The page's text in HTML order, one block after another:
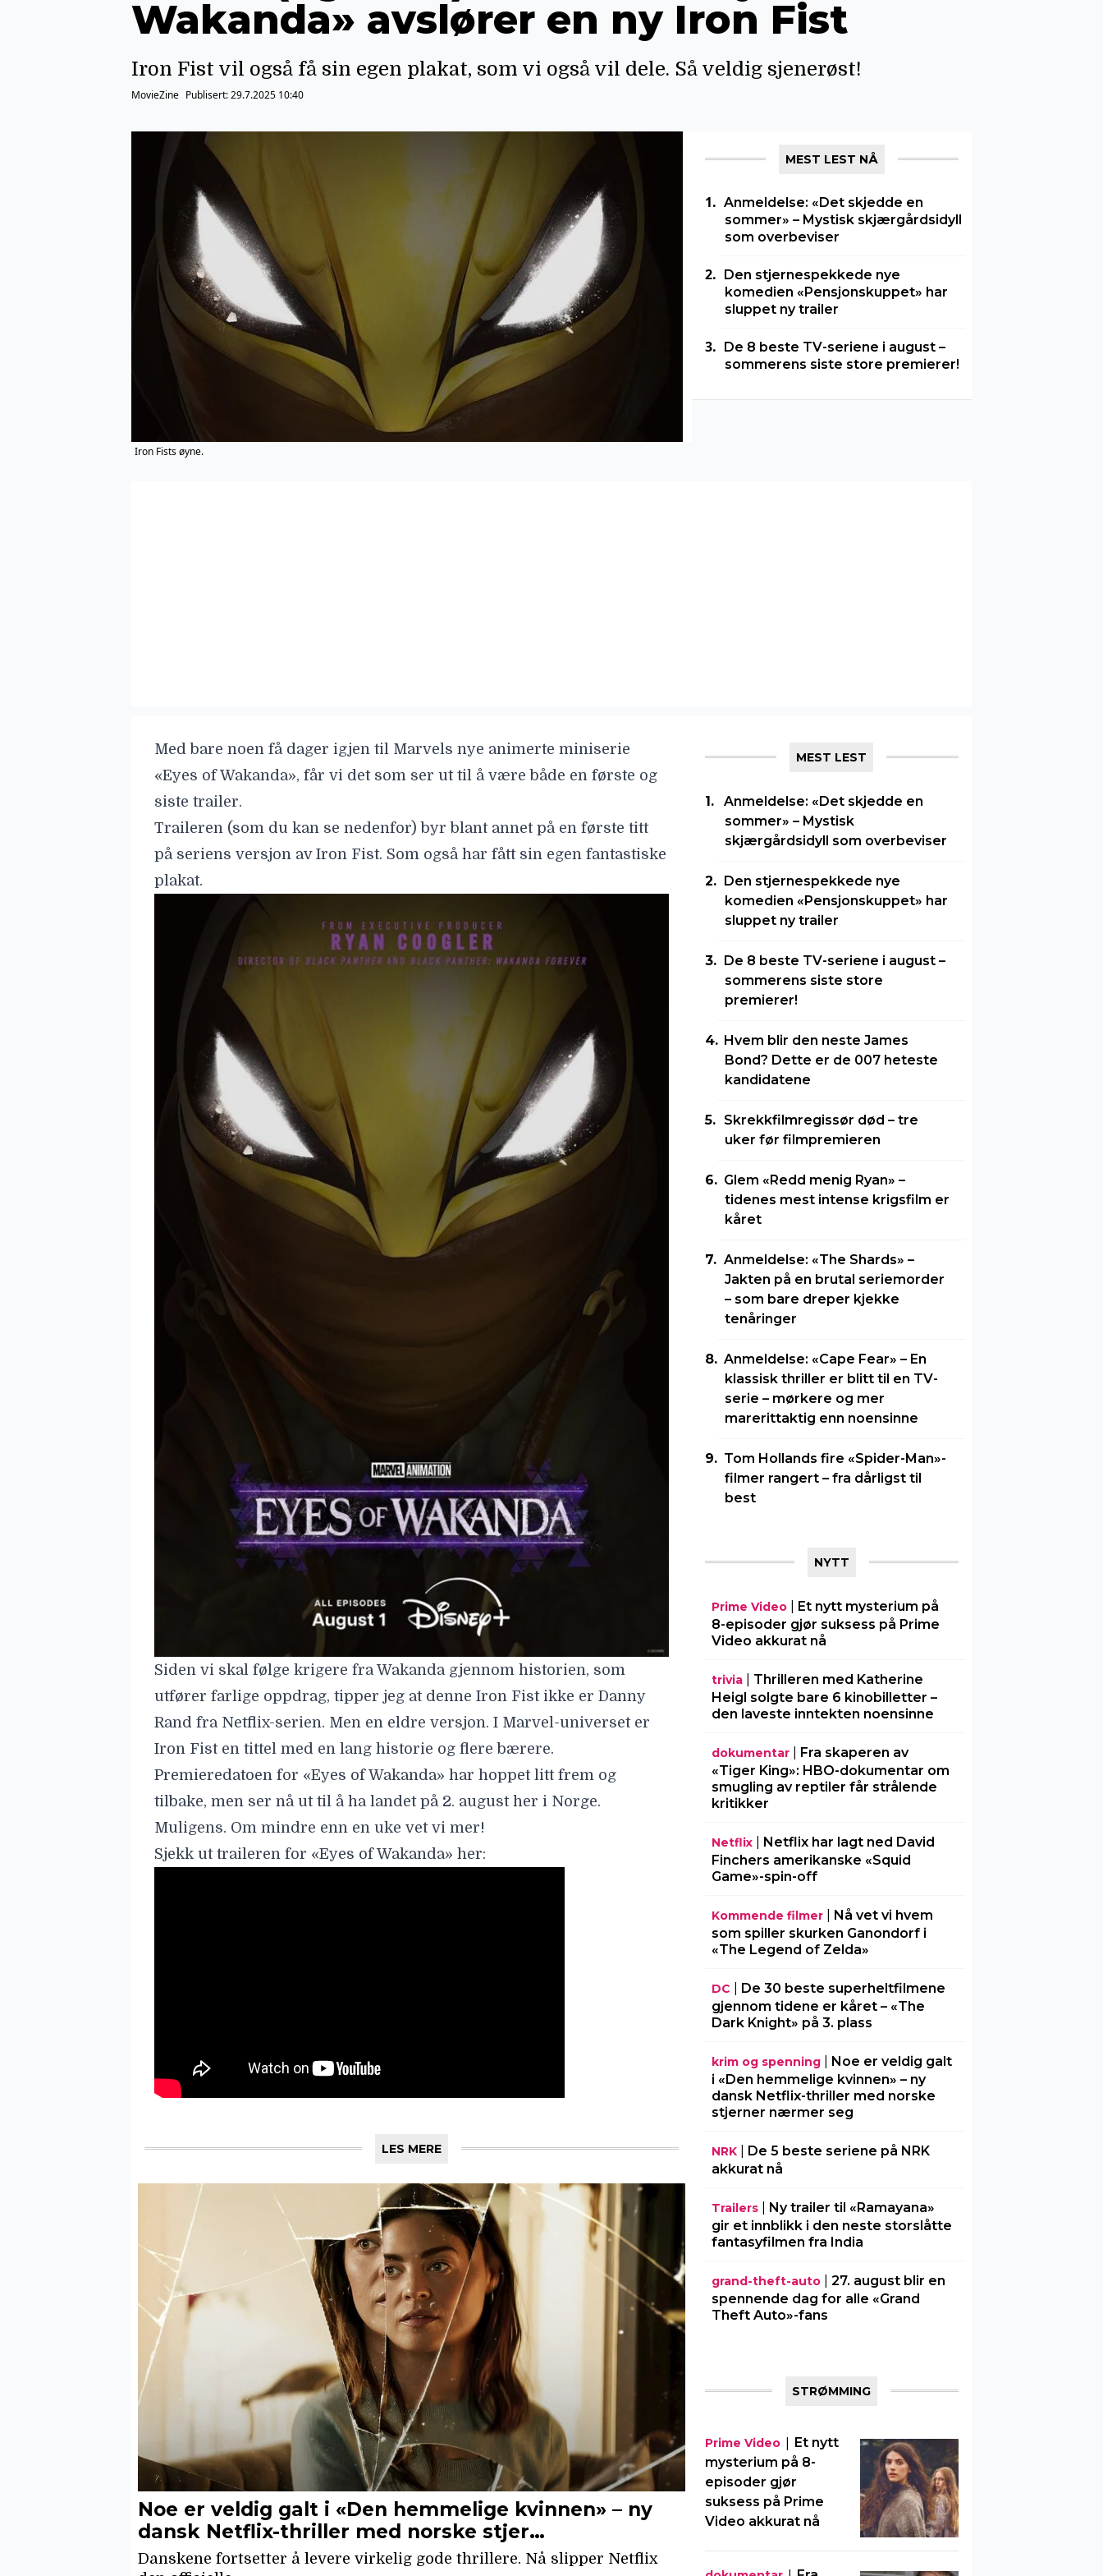
Wakanda» avslører en ny Iron Fist
Iron Fist vil også få sin egen plakat, som vi også vil dele. Så veldig sjenerøst!
MovieZine Publisert:29.7.2025 10:40
Iron Fists øyne.
MEST LEST NÅ
Anmeldelse: «Det skjedde en
sommer» – Mystisk skjærgårdsidyll
som overbeviser
Den stjernespekkede nye
komedien «Pensjonskuppet» har
sluppet ny trailer
De 8 beste TV-seriene i august –
sommerens siste store premierer!
Med bare noen få dager igjen til Marvels nye animerte miniserie
«Eyes of Wakanda», får vi det som ser ut til å være både en første og
siste trailer.
Traileren (som du kan se nedenfor) byr blant annet på en første titt
på seriens versjon av Iron Fist. Som også har fått sin egen fantastiske
plakat.
Siden vi skal følge krigere fra Wakanda gjennom historien, som
utfører farlige oppdrag, tipper jeg at denne Iron Fist ikke er Danny
Rand fra Netflix-serien. Men en eldre versjon. I Marvel-universet er
Iron Fist en tittel med en lang historie og flere bærere.
Premieredatoen for «Eyes of Wakanda» har hoppet litt frem og
tilbake, men ser nå ut til å ha landet på 2. august her i Norge.
Muligens. Om mindre enn en uke vet vi mer!
Sjekk ut traileren for «Eyes of Wakanda» her:
LES MERE
MEST LEST
Anmeldelse: «Det skjedde en
sommer» – Mystisk
skjærgårdsidyll som overbeviser
Den stjernespekkede nye
komedien «Pensjonskuppet» har
sluppet ny trailer
De 8 beste TV-seriene i august –
sommerens siste store
premierer!
Hvem blir den neste James
Bond? Dette er de 007 heteste
kandidatene
Skrekkfilmregissør død – tre
uker før filmpremieren
Glem «Redd menig Ryan» –
tidenes mest intense krigsfilm er
kåret
Anmeldelse: «The Shards» –
Jakten på en brutal seriemorder
– som bare dreper kjekke
tenåringer
Anmeldelse: «Cape Fear» – En
klassisk thriller er blitt til en TV-
serie – mørkere og mer
marerittaktig enn noensinne
Tom Hollands fire «Spider-Man»-
filmer rangert – fra dårligst til
best
NYTT
Prime Video| Et nytt mysterium på
8-episoder gjør suksess på Prime
Video akkurat nå
trivia| Thrilleren med Katherine
Heigl solgte bare 6 kinobilletter –
den laveste inntekten noensinne
dokumentar| Fra skaperen av
«Tiger King»: HBO-dokumentar om
smugling av reptiler får strålende
kritikker
Netflix| Netflix har lagt ned David
Finchers amerikanske «Squid
Game»-spin-off
Kommende filmer| Nå vet vi hvem
som spiller skurken Ganondorf i
«The Legend of Zelda»
DC
De 30 beste superheltfilmene
gjennom tidene er kåret – «The
Dark Knight» på 3. plass
krim og spenning| Noe er veldig galt
i «Den hemmelige kvinnen» – ny
dansk Netflix-thriller med norske
stjerner nærmer seg
NRK| De 5 beste seriene på NRK
akkurat nå
Trailers| Ny trailer til «Ramayana»
gir et innblikk i den neste storslåtte
fantasyfilmen fra India
grand-theft-auto| 27. august blir en
spennende dag for alle «Grand
Theft Auto»-fans
STRØMMING
Prime Video| Et nytt
mysterium på 8-
episoder gjør
suksess på Prime
Video akkurat nå